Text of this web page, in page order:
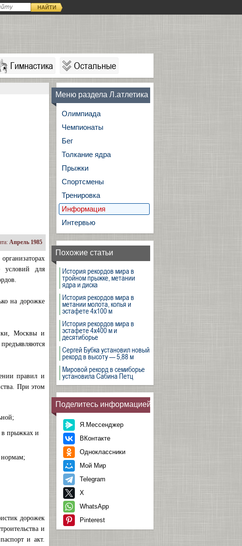
НАЙТИ
Гимнастика Остальные
Апрель 1985
условий для
на дорожке
Москвы и
правил и
При этом
в прыжках и
нормам;
дорожек
и
и акт.
Меню раздела Л.атлетика
Олимпиада
Чемпионаты
Бег
Толкание ядра
Прыжки
Спортсмены
Тренировка
Информация
Интервью
Похожие статьи
История рекордов мира в
тройном прыжке, метании
ядра и диска
История рекордов мира в
метании молота, копья и
эстафете 4х100 м
История рекордов мира в
эстафете 4х400 м и
десятиборье
Сергей Бубка установил новый
рекорд в высоту — 5,88 м
Мировой рекорд в семиборье
установила Сабина Петц
Поделитесь информацией
Я.Мессенджер
ВКонтакте
Одноклассники
Мой Мир
Telegram
X
WhatsApp
Pinterest